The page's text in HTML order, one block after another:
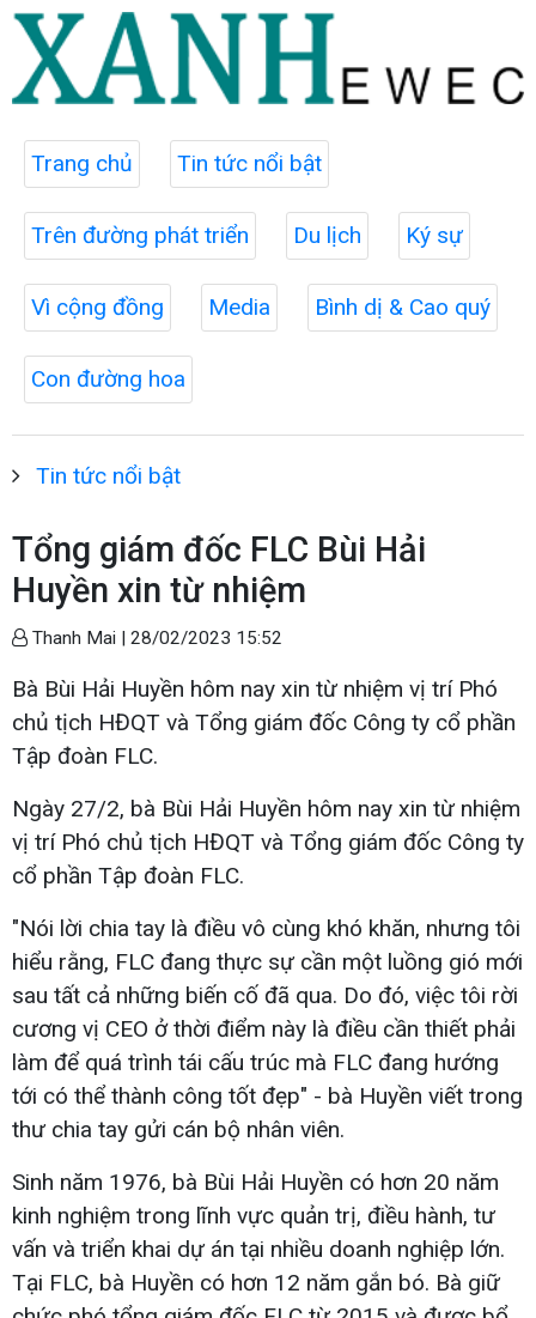
Trang chủ Tin tức nổi bật
Trên đường phát triển Du lịch Ký sự
Vì cộng đồng Media Bình dị & Cao quý
Con đường hoa
Tin tức nổi bật
Tổng giám đốc FLC Bùi Hải
Huyền xin từ nhiệm
Thanh Mai | 28/02/2023 15:52
Bà Bùi Hải Huyền hôm nay xin từ nhiệm vị trí Phó
chủ tịch HĐQT và Tổng giám đốc Công ty cổ phần
Tập đoàn FLC.
Ngày 27/2, bà Bùi Hải Huyền hôm nay xin từ nhiệm
vị trí Phó chủ tịch HĐQT và Tổng giám đốc Công ty
cổ phần Tập đoàn FLC.
"Nói lời chia tay là điều vô cùng khó khăn, nhưng tôi
hiểu rằng, FLC đang thực sự cần một luồng gió mới
sau tất cả những biến cố đã qua. Do đó, việc tôi rời
cương vị CEO ở thời điểm này là điều cần thiết phải
làm để quá trình tái cấu trúc mà FLC đang hướng
tới có thể thành công tốt đẹp" - bà Huyền viết trong
thư chia tay gửi cán bộ nhân viên.
Sinh năm 1976, bà Bùi Hải Huyền có hơn 20 năm
kinh nghiệm trong lĩnh vực quản trị, điều hành, tư
vấn và triển khai dự án tại nhiều doanh nghiệp lớn.
Tại FLC, bà Huyền có hơn 12 năm gắn bó. Bà giữ